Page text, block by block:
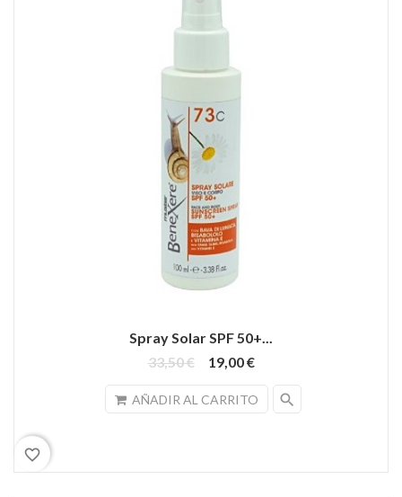
Spray Solar SPF 50+...
33,50 €
19,00 €
AÑADIR AL CARRITO search
favorite_border